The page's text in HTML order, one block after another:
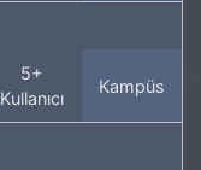
5+
Kullanıcı
Kampüs